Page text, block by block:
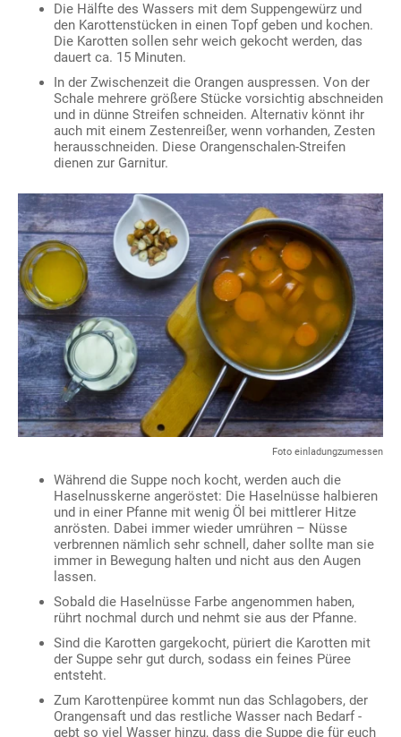
Die Hälfte des Wassers mit dem Suppengewürz und
den Karottenstücken in einen Topf geben und kochen.
Die Karotten sollen sehr weich gekocht werden, das
dauert ca. 15 Minuten.
In der Zwischenzeit die Orangen auspressen. Von der
Schale mehrere größere Stücke vorsichtig abschneiden
und in dünne Streifen schneiden. Alternativ könnt ihr
auch mit einem Zestenreißer, wenn vorhanden, Zesten
herausschneiden. Diese Orangenschalen-Streifen
dienen zur Garnitur.
Foto einladungzumessen
Während die Suppe noch kocht, werden auch die
Haselnusskerne angeröstet: Die Haselnüsse halbieren
und in einer Pfanne mit wenig Öl bei mittlerer Hitze
anrösten. Dabei immer wieder umrühren – Nüsse
verbrennen nämlich sehr schnell, daher sollte man sie
immer in Bewegung halten und nicht aus den Augen
lassen.
Sobald die Haselnüsse Farbe angenommen haben,
rührt nochmal durch und nehmt sie aus der Pfanne.
Sind die Karotten gargekocht, püriert die Karotten mit
der Suppe sehr gut durch, sodass ein feines Püree
entsteht.
Zum Karottenpüree kommt nun das Schlagobers, der
Orangensaft und das restliche Wasser nach Bedarf -
gebt so viel Wasser hinzu, dass die Suppe die für euch